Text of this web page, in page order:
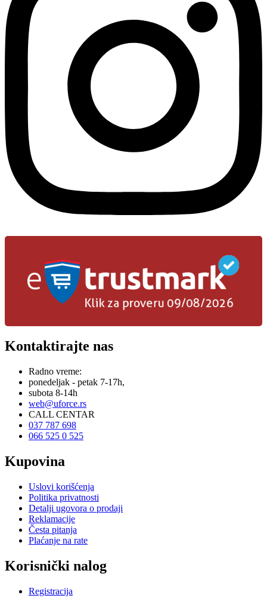
Kontaktirajte nas
Radno vreme:
ponedeljak - petak 7-17h,
subota 8-14h
web@uforce.rs
CALL CENTAR
037 787 698
066 525 0 525
Kupovina
Uslovi korišćenja
Politika privatnosti
Detalji ugovora o prodaji
Reklamacije
Česta pitanja
Plaćanje na rate
Korisnički nalog
Registracija